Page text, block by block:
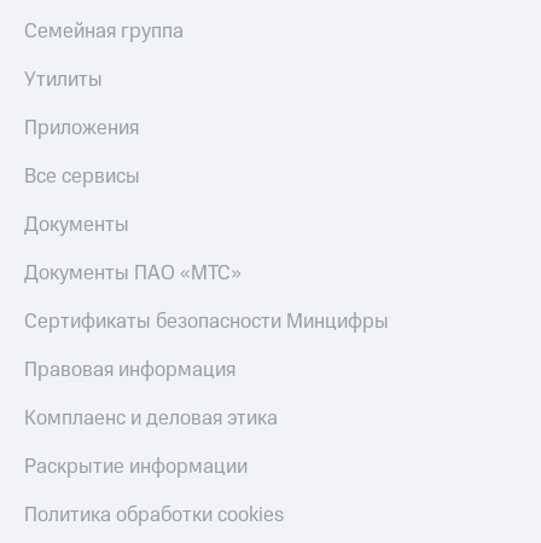
Семейная группа
Утилиты
Приложения
Все сервисы
Документы
Документы ПАО «МТС»
Сертификаты безопасности Минцифры
Правовая информация
Комплаенс и деловая этика
Раскрытие информации
Политика обработки cookies